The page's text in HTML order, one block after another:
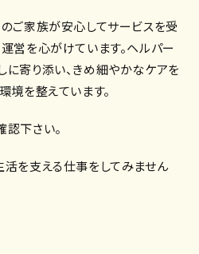
ご家族が安心してサービスを受
営を心がけています。ヘルパー
寄り添い、きめ細やかなケアを
境を整えています。
認下さい。
を支える仕事をしてみません